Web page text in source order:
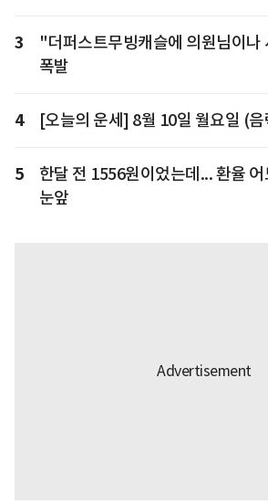
3
"더퍼스트무빙캐슬에 의원님이
폭발
4 [오늘의 운세] 8월 10일 월요일 (
5
한달 전 1556원이었는데... 환율
눈앞